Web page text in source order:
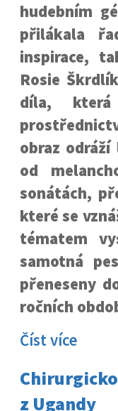
hudebním
přilákala
inspirace,
Rosie
díla, která
obraz
od
sonátách,
které se
tématem
samotná
přeneseny
ročních
Číst více
z Ugandy